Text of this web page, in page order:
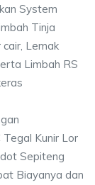
System
Tinja
Lemak
Limbah RS
Kunir Lor
Sepiteng
Biayanya dan